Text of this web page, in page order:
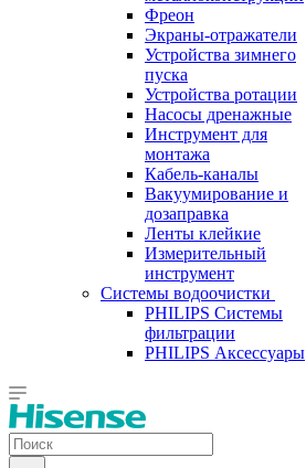
Фреон
Экраны-отражатели
Устройства зимнего
пуска
Устройства ротации
Насосы дренажные
Инструмент для
монтажа
Кабель-каналы
Вакуумирование и
дозаправка
Ленты клейкие
Измерительный
инструмент
Системы водоочистки
PHILIPS Системы
фильтрации
PHILIPS Аксессуары